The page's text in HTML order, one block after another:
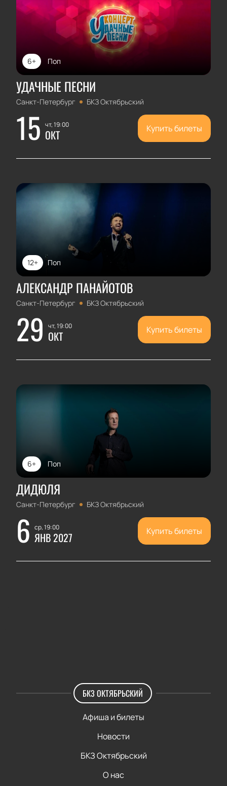
Поп
6+
УДАЧНЫЕ ПЕСНИ
Санкт-Петербург БКЗ Октябрьский
15 чт, 19:00
ОКТ Купить билеты
Поп
12+
АЛЕКСАНДР ПАНАЙОТОВ
Санкт-Петербург БКЗ Октябрьский
29 чт, 19:00
ОКТ Купить билеты
Поп
6+
ДИДЮЛЯ
Санкт-Петербург БКЗ Октябрьский
6 ср, 19:00
ЯНВ 2027 Купить билеты
БКЗ ОКТЯБРЬСКИЙ
Афиша и билеты
Новости
БКЗ Октябрьский
О нас